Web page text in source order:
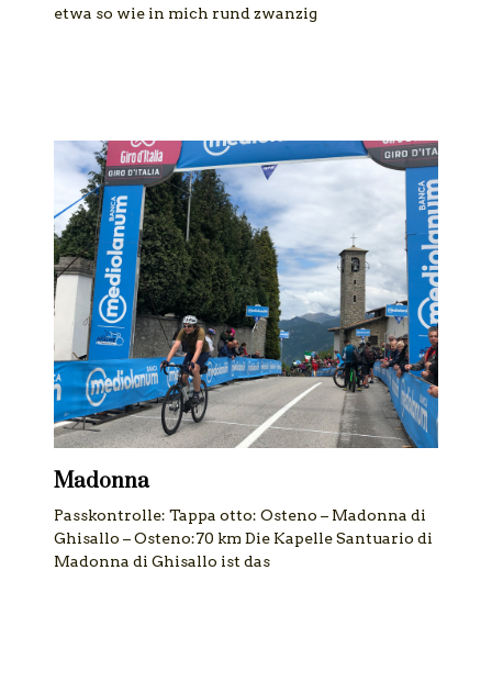
etwa so wie in mich rund zwanzig
Madonna
Passkontrolle: Tappa otto: Osteno – Madonna di
Ghisallo – Osteno:70 km Die Kapelle Santuario di
Madonna di Ghisallo ist das